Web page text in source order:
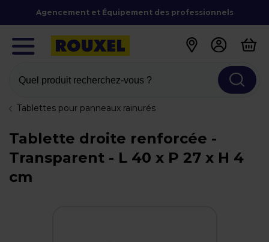
Agencement et Équipement des professionnels
Quel produit recherchez-vous ?
Tablettes pour panneaux rainurés
Tablette droite renforcée -
Transparent - L 40 x P 27 x H 4
cm